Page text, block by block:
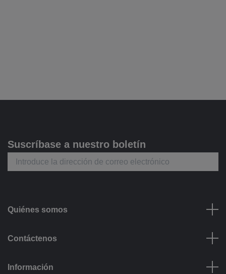
Suscríbase a nuestro boletín
Quiénes somos
Contáctenos
Información